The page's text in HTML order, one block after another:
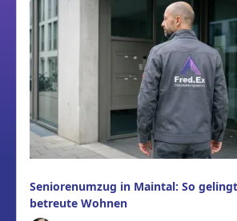
Seniorenumzug in Maintal: So
betreute Wohnen